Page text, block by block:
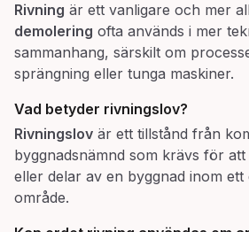
Rivning är ett vanligare och mer
demolering ofta används i mer
sammanhang, särskilt om
sprängning eller tunga maskiner.
Vad betyder rivningslov?
Rivningslov är ett tillstånd från
byggnadsnämnd som krävs för
eller delar av en byggnad inom ett
område.